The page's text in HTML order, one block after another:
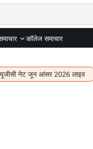
कॉलेज समाचार
यूजीसी नेट जून आंसर 2026 लाइव